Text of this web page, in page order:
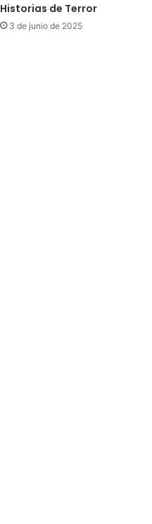
Historias de Terror
3 de junio de 2025